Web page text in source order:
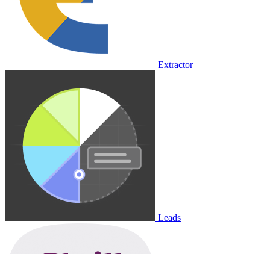
Extractor
Leads